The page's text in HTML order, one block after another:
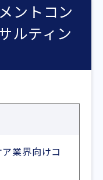
ントコン
ルティン
業界向けコ